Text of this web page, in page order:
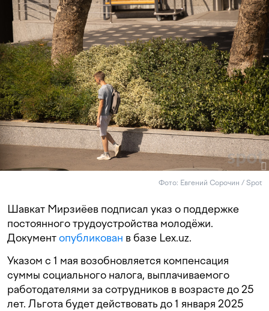
Фото: Евгений Сорочин / Spot
Шавкат Мирзиёев подписал указ о поддержке
постоянного трудоустройства молодёжи.
Документопубликован в базе Lex.uz.
Указом с 1 мая возобновляется компенсация
суммы социального налога, выплачиваемого
работодателями за сотрудников в возрасте до 25
лет. Льгота будет действовать до 1 января 2025